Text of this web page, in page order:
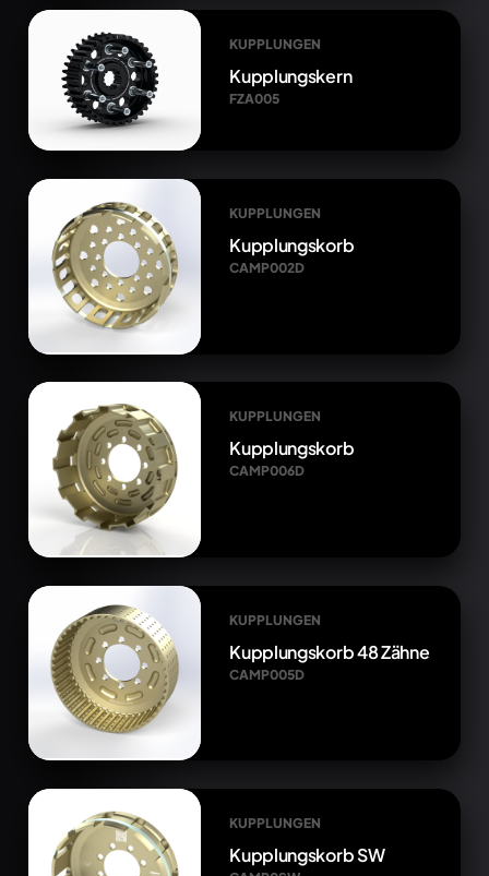
KUPPLUNGEN
Kupplungskern
FZA005
KUPPLUNGEN
Kupplungskorb
CAMP002D
KUPPLUNGEN
Kupplungskorb
CAMP006D
KUPPLUNGEN
Kupplungskorb 48 Zähne
CAMP005D
KUPPLUNGEN
Kupplungskorb SW